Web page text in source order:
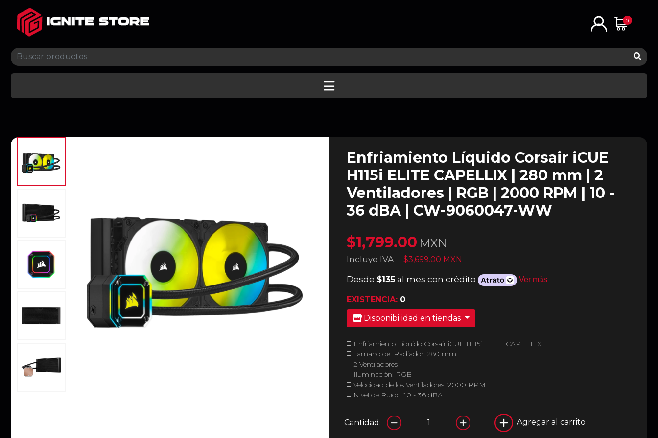
0
Enfriamiento Líquido Corsair iCUE
H115i ELITE CAPELLIX | 280 mm | 2
Ventiladores | RGB | 2000 RPM | 10 -
36 dBA | CW-9060047-WW
$1,799.00 MXN
Incluye IVA $3,699.00 MXN
Desde $135 al mes con crédito Ver más
EXISTENCIA: 0
Disponibilidad en tiendas
◻️ Enfriamiento Líquido Corsair iCUE H115i ELITE CAPELLIX
◻️ Tamaño del Radiador: 280 mm
◻️ 2 Ventiladores
◻️ Iluminación: RGB
◻️ Velocidad de los Ventiladores: 2000 RPM
◻️ Nivel de Ruido: 10 - 36 dBA |
Cantidad: Agregar al carrito